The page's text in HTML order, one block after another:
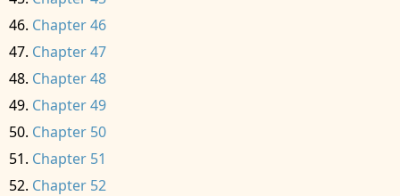
Chapter 46
Chapter 47
Chapter 48
Chapter 49
Chapter 50
Chapter 51
Chapter 52